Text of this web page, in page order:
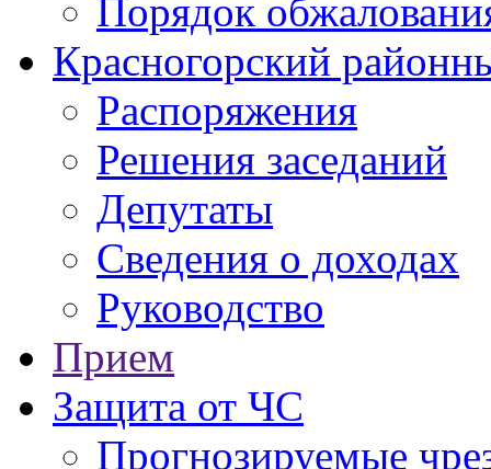
Порядок
Красногорский
Распоряжения
Решения заседаний
Депутаты
Сведения о доходах
Руководство
Прием
Защита от ЧС
Прогнозируемые